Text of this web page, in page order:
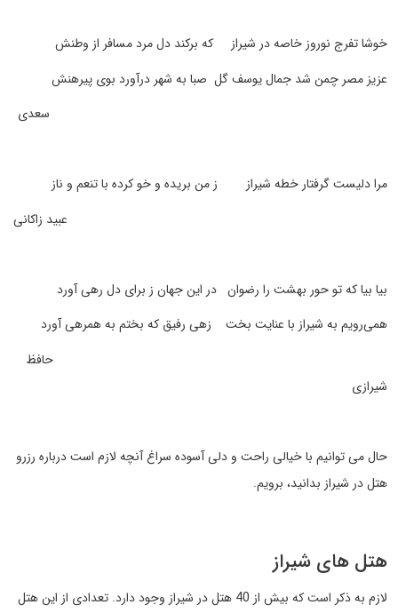
خوشا تفرج نوروز خاصه در شیراز که برکند دل مرد مسافر از وطنش
عزیز مصر چمن شد جمال یوسف گل صبا به شهر درآورد بوی پیرهنش
سعدی
مرا دلیست گرفتار خطه شیراز ز من بریده و خو کرده با تنعم و ناز
عبید زاکانی
بیا بیا که تو حور بهشت را رضوان در این جهان ز برای دل رهی آورد
همی‌رویم به شیراز با عنایت بخت زهی رفیق که بختم به همرهی آورد
حافظ
شیرازی
حال می توانیم با خیالی راحت و دلی آسوده سراغ آنچه لازم است درباره رزرو
هتل در شیراز بدانید، برویم.
هتل های شیراز
لازم به ذکر است که بیش از 40 هتل در شیراز وجود دارد. تعدادی از این هتل